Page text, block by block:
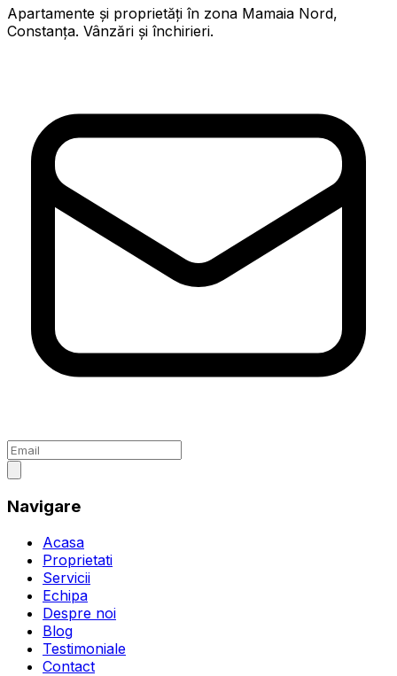
Apartamente și proprietăți în zona Mamaia Nord,
Constanța. Vânzări și închirieri.
Navigare
Acasa
Proprietati
Servicii
Echipa
Despre noi
Blog
Testimoniale
Contact